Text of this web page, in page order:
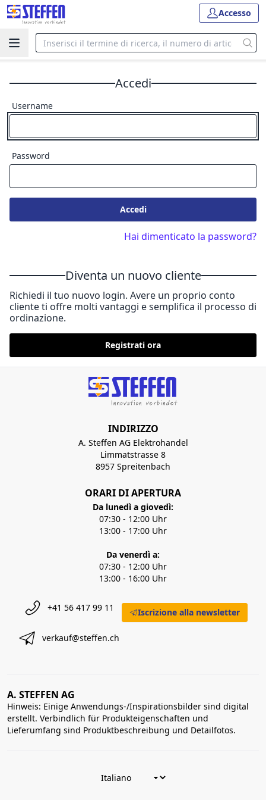
Accesso
Accedi
Username
Password
Accedi
Hai dimenticato la password?
Diventa un nuovo cliente
Richiedi il tuo nuovo login. Avere un proprio conto
cliente ti offre molti vantaggi e semplifica il processo di
ordinazione.
Registrati ora
INDIRIZZO
A. Steffen AG Elektrohandel
Limmatstrasse 8
8957 Spreitenbach
ORARI DI APERTURA
Da lunedì a giovedì:
07:30 - 12:00 Uhr
13:00 - 17:00 Uhr
Da venerdì a:
07:30 - 12:00 Uhr
13:00 - 16:00 Uhr
+41 56 417 99 11
verkauf@steffen.ch
Iscrizione alla newsletter
A. STEFFEN AG
Hinweis: Einige Anwendungs-/Inspirationsbilder sind digital
erstellt. Verbindlich für Produkteigenschaften und
Lieferumfang sind Produktbeschreibung und Detailfotos.